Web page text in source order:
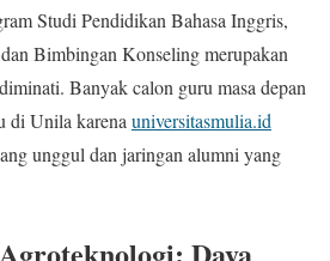
Studi Pendidikan Bahasa Inggris,
Bimbingan Konseling merupakan
Banyak calon guru masa depan
di Unila karena universitasmulia.id
unggul dan jaringan alumni yang